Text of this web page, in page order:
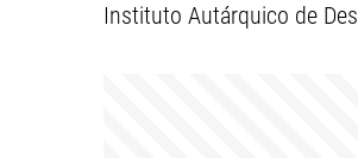
Instituto Autárquico de